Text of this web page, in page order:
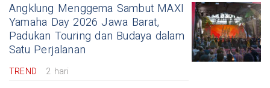
Angklung Menggema Sambut MAXI
Yamaha Day 2026 Jawa Barat,
Padukan Touring dan Budaya dalam
Satu Perjalanan
TREND 2 hari